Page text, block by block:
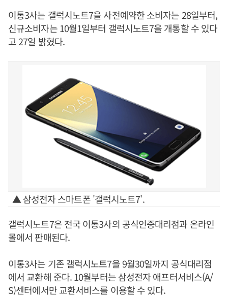
이통3사는 갤럭시노트7을 사전예약한 소비자는 28일부터,
신규소비자는 10월1일부터 갤럭시노트7을 개통할 수 있다
고 27일 밝혔다.
▲ 삼성전자 스마트폰 '갤럭시노트7'.
갤럭시노트7은 전국 이통3사의 공식인증대리점과 온라인
몰에서 판매된다.
이통3사는 기존 갤럭시노트7을 9월30일까지 공식대리점
에서 교환해 준다. 10월부터는 삼성전자 애프터서비스(A/
S)센터에서만 교환서비스를 이용할 수 있다.